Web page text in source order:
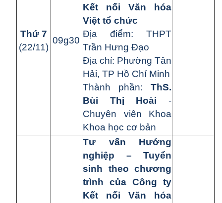
Thứ 7
(22/11)
09g30
Kết nối Văn hóa
Việt tổ chức
Địa điểm: THPT
Trần Hưng Đạo
Địa chỉ: Phường Tân
Hải, TP Hồ Chí Minh
Thành phần: ThS.
Bùi Thị Hoài -
Chuyên viên Khoa
Khoa học cơ bản
Tư vấn Hướng
nghiệp – Tuyển
sinh theo chương
trình của Công ty
Kết nối Văn hóa